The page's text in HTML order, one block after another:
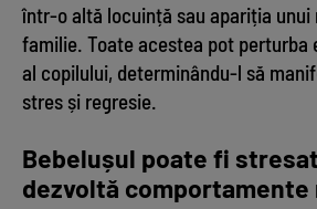
într-o altă locuință sau apariția unui
familie. Toate acestea pot perturba
al copilului, determinându-l să
stres și regresie.
Bebelușul poate fi
dezvoltă